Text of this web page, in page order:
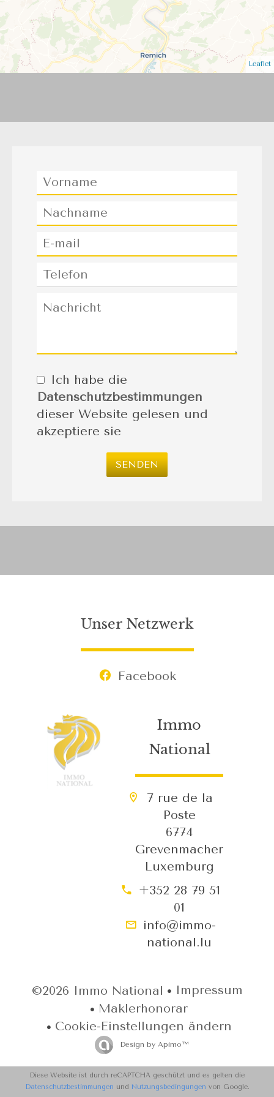
Leaflet
Ich habe die
Datenschutzbestimmungen
dieser Website gelesen und
akzeptiere sie
SENDEN
Unser Netzwerk
Facebook
Immo
National
7 rue de la
Poste
6774
Grevenmacher
Luxemburg
+352 28 79 51
01
info@immo-
national.lu
©2026 Immo National
Impressum
Maklerhonorar
Cookie-Einstellungen ändern
Design by Apimo™
Diese Website ist durch reCAPTCHA geschützt und es gelten die
Datenschutzbestimmungen und Nutzungsbedingungen von Google.